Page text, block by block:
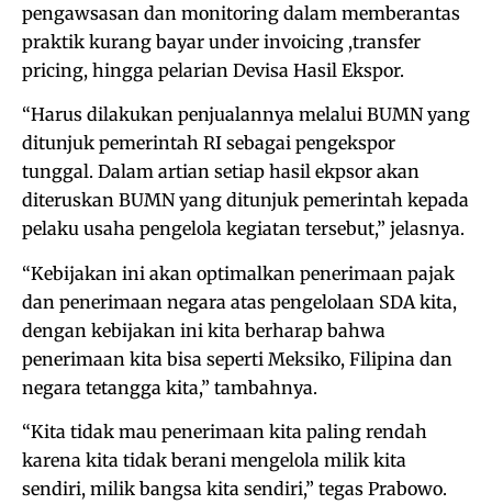
pengawsasan dan monitoring dalam memberantas
praktik kurang bayar under invoicing ,transfer
pricing, hingga pelarian Devisa Hasil Ekspor.
“Harus dilakukan penjualannya melalui BUMN yang
ditunjuk pemerintah RI sebagai pengekspor
tunggal. Dalam artian setiap hasil ekpsor akan
diteruskan BUMN yang ditunjuk pemerintah kepada
pelaku usaha pengelola kegiatan tersebut,” jelasnya.
“Kebijakan ini akan optimalkan penerimaan pajak
dan penerimaan negara atas pengelolaan SDA kita,
dengan kebijakan ini kita berharap bahwa
penerimaan kita bisa seperti Meksiko, Filipina dan
negara tetangga kita,” tambahnya.
“Kita tidak mau penerimaan kita paling rendah
karena kita tidak berani mengelola milik kita
sendiri, milik bangsa kita sendiri,” tegas Prabowo.